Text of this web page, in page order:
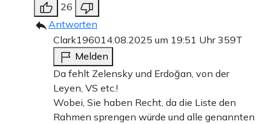
26
Antworten
Clark196014.08.2025 um 19:51 Uhr359T
Melden
Da fehlt Zelensky und Erdoğan, von der
Leyen, VS etc.!
Wobei, Sie haben Recht, da die Liste den
Rahmen sprengen würde und alle genannten